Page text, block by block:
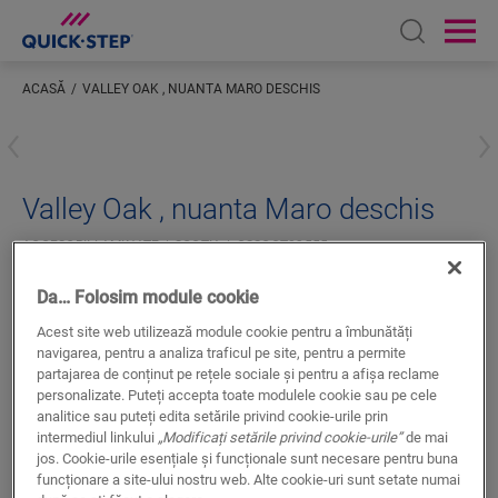
Open
ACASĂ VALLEY OAK , NUANTA MARO DESCHIS
Valley Oak , nuanta Maro deschis
ACCESORII LAMINATE SCOTIA QSSCOT03555
Finisaj superb
Pentru parchet laminat
La culoare cu podeaua dvs.
Strat superior rezistent la zgâriere
Da… Folosim module cookie
Acest site web utilizează module cookie pentru a îmbunătăți
navigarea, pentru a analiza traficul pe site, pentru a permite
partajarea de conținut pe rețele sociale și pentru a afișa reclame
personalizate. Puteți accepta toate modulele cookie sau pe cele
analitice sau puteți edita setările privind cookie-urile prin
intermediul linkului „Modificați setările privind cookie-urile”de mai
jos. Cookie-urile esențiale și funcționale sunt necesare pentru buna
funcționare a site-ului nostru web. Alte cookie-uri sunt setate numai